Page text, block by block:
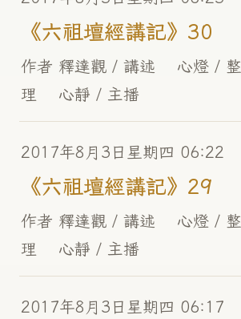
《六祖壇經講記》30
作者 釋達觀 / 講述 心燈 / 整
理 心靜 / 主播
2017年8月3日星期四 06:22
《六祖壇經講記》29
作者 釋達觀 / 講述 心燈 / 整
理 心靜 / 主播
2017年8月3日星期四 06:17